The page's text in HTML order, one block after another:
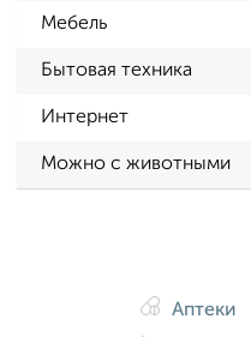
Мебель
Бытовая техника
Интернет
Можно с животными
Аптеки